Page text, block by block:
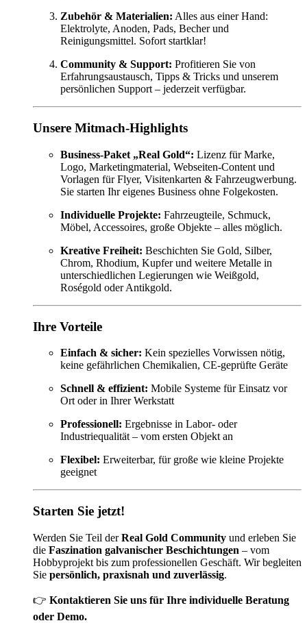
Zubehör & Materialien: Alles aus einer Hand:
Elektrolyte, Anoden, Pads, Becher und
Reinigungsmittel. Sofort startklar!
Community & Support: Profitieren Sie von
Erfahrungsaustausch, Tipps & Tricks und unserem
persönlichen Support – jederzeit verfügbar.
Unsere Mitmach-Highlights
Business-Paket „Real Gold“: Lizenz für Marke,
Logo, Marketingmaterial, Webseiten-Content und
Vorlagen für Flyer, Visitenkarten & Fahrzeugwerbung.
Sie starten Ihr eigenes Business ohne Folgekosten.
Individuelle Projekte: Fahrzeugteile, Schmuck,
Möbel, Accessoires, große Objekte – alles möglich.
Kreative Freiheit: Beschichten Sie Gold, Silber,
Chrom, Rhodium, Kupfer und weitere Metalle in
unterschiedlichen Legierungen wie Weißgold,
Roségold oder Antikgold.
Ihre Vorteile
Einfach & sicher: Kein spezielles Vorwissen nötig,
keine gefährlichen Chemikalien, CE-geprüfte Geräte
Schnell & effizient: Mobile Systeme für Einsatz vor
Ort oder in Ihrer Werkstatt
Professionell: Ergebnisse in Labor- oder
Industriequalität – vom ersten Objekt an
Flexibel: Erweiterbar, für große wie kleine Projekte
geeignet
Starten Sie jetzt!
Werden Sie Teil derReal Gold Community und erleben Sie
die Faszination galvanischer Beschichtungen – vom
Hobbyprojekt bis zum professionellen Geschäft. Wir begleiten
Sie persönlich, praxisnah und zuverlässig.
👉 Kontaktieren Sie uns für Ihre individuelle Beratung
oder Demo.